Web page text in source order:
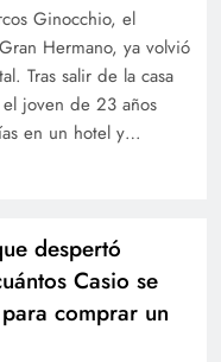
Ginocchio, el
Hermano, ya volvió
Tras salir de la casa
el joven de 23 años
en un hotel y…
despertó
Casio se
comprar un